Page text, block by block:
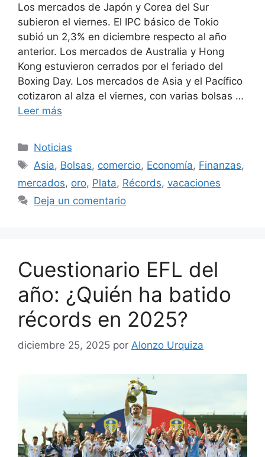
Los mercados de Japón y Corea del Sur
subieron el viernes. El IPC básico de Tokio
subió un 2,3% en diciembre respecto al año
anterior. Los mercados de Australia y Hong
Kong estuvieron cerrados por el feriado del
Boxing Day. Los mercados de Asia y el Pacífico
cotizaron al alza el viernes, con varias bolsas …
Leer más
Categorías
Noticias
Etiquetas
Asia, Bolsas, comercio, Economía, Finanzas,
mercados, oro, Plata, Récords, vacaciones
Deja un comentario
Cuestionario EFL del
año: ¿Quién ha batido
récords en 2025?
diciembre 25, 2025 por Alonzo Urquiza